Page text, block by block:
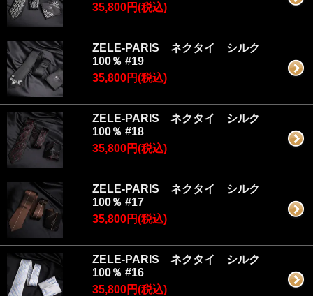
35,800円(税込)
ZELE-PARIS ネクタイ シルク
100％ #19
35,800円(税込)
ZELE-PARIS ネクタイ シルク
100％ #18
35,800円(税込)
ZELE-PARIS ネクタイ シルク
100％ #17
35,800円(税込)
ZELE-PARIS ネクタイ シルク
100％ #16
35,800円(税込)